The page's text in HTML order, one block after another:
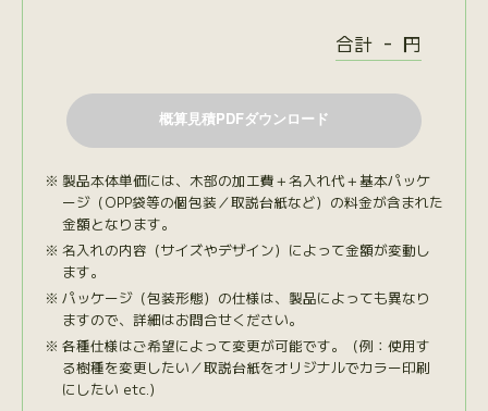
合計 - 円
製品本体単価には、木部の加工費＋名入れ代＋基本パッケ
ージ（OPP袋等の個包装／取説台紙など）の料金が含まれた
金額となります。
名入れの内容（サイズやデザイン）によって金額が変動し
ます。
パッケージ（包装形態）の仕様は、製品によっても異なり
ますので、詳細はお問合せください。
各種仕様はご希望によって変更が可能です。（例：使用す
る樹種を変更したい／取説台紙をオリジナルでカラー印刷
にしたい etc.）